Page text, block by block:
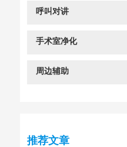
呼叫对讲
手术室净化
周边辅助
推荐文章